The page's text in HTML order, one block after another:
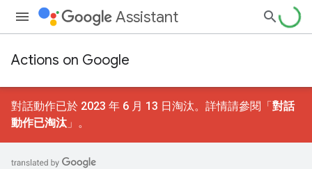
Assistant
Actions on Google
對話動作已於 2023 年 6 月 13 日淘汰。詳情請參閱「對話
動作已淘汰 」。